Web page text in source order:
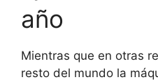
año
Mientras que en otras
resto del mundo la